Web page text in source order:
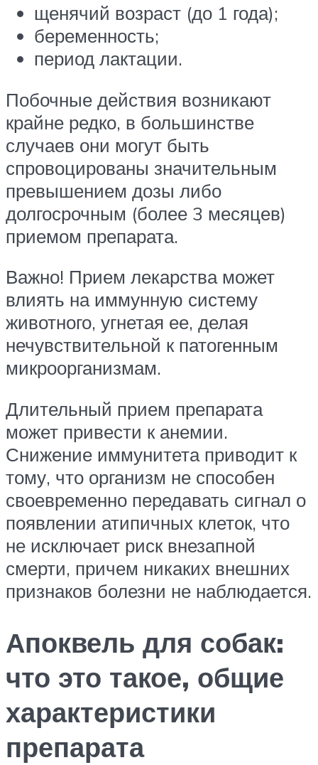
щенячий возраст (до 1 года);
беременность;
период лактации.
Побочные действия возникают
крайне редко, в большинстве
случаев они могут быть
спровоцированы значительным
превышением дозы либо
долгосрочным (более 3 месяцев)
приемом препарата.
Важно! Прием лекарства может
влиять на иммунную систему
животного, угнетая ее, делая
нечувствительной к патогенным
микроорганизмам.
Длительный прием препарата
может привести к анемии.
Снижение иммунитета приводит к
тому, что организм не способен
своевременно передавать сигнал о
появлении атипичных клеток, что
не исключает риск внезапной
смерти, причем никаких внешних
признаков болезни не наблюдается.
Апоквель для собак:
что это такое, общие
характеристики
препарата